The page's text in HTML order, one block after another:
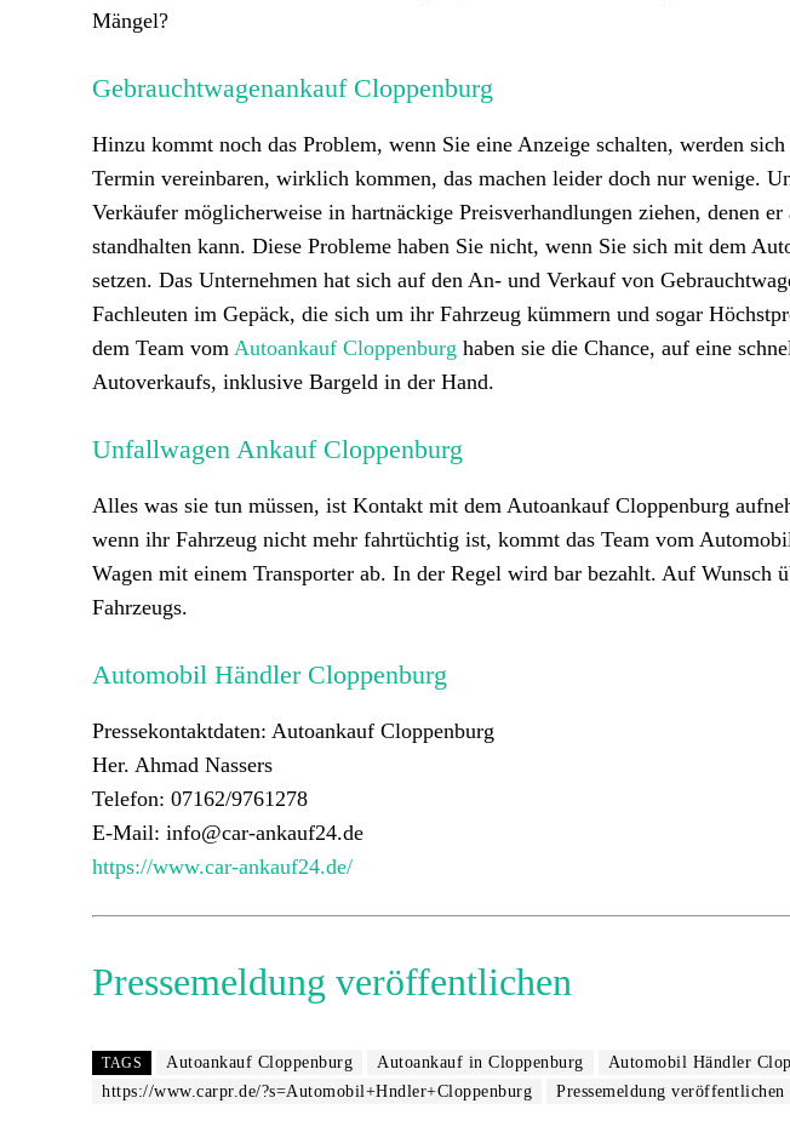
Mängel?
Gebrauchtwagenankauf Cloppenburg
Hinzu kommt noch das Problem, wenn Sie eine Anzeige schalten, werden
Termin vereinbaren, wirklich kommen, das machen leider doch nur wenige.
Verkäufer möglicherweise in hartnäckige Preisverhandlungen ziehen, denen
standhalten kann. Diese Probleme haben Sie nicht, wenn Sie sich mit dem
setzen. Das Unternehmen hat sich auf den An- und Verkauf von
Fachleuten im Gepäck, die sich um ihr Fahrzeug kümmern und sogar
dem Team vom Autoankauf Cloppenburg haben sie die Chance, auf eine
Autoverkaufs, inklusive Bargeld in der Hand.
Unfallwagen Ankauf Cloppenburg
Alles was sie tun müssen, ist Kontakt mit dem Autoankauf Cloppenburg
wenn ihr Fahrzeug nicht mehr fahrtüchtig ist, kommt das Team vom
Wagen mit einem Transporter ab. In der Regel wird bar bezahlt. Auf Wunsch
Fahrzeugs.
Automobil Händler Cloppenburg
Pressekontaktdaten: Autoankauf Cloppenburg
Her. Ahmad Nassers
Telefon: 07162/9761278
E-Mail: info@car-ankauf24.de
https://www.car-ankauf24.de/
Pressemeldung veröffentlichen
TAGS Autoankauf Cloppenburg Autoankauf in Cloppenburg Automobil Händler
https://www.carpr.de/?s=Automobil+Hndler+Cloppenburg
Pressemeldung veröffentlichen